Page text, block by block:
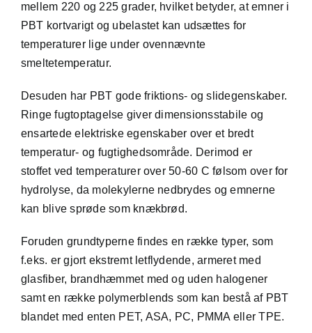
mellem 220 og 225 grader, hvilket betyder, at emner i
PBT kortvarigt og ubelastet kan udsættes for
temperaturer lige under ovennævnte
smeltetemperatur.
Desuden har PBT gode friktions- og slidegenskaber.
Ringe fugtoptagelse giver dimensionsstabile og
ensartede elektriske egenskaber over et bredt
temperatur- og fugtighedsområde. Derimod er
stoffet ved temperaturer over 50-60 C følsom over for
hydrolyse, da molekylerne nedbrydes og emnerne
kan blive sprøde som knækbrød.
Foruden grundtyperne findes en række typer, som
f.eks. er gjort ekstremt letflydende, armeret med
glasfiber, brandhæmmet med og uden halogener
samt en række polymerblends som kan bestå af PBT
blandet med enten PET, ASA, PC, PMMA eller TPE.